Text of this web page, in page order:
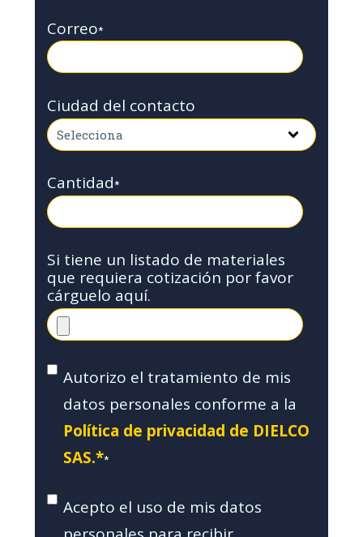
Correo*
Ciudad del contacto
Cantidad*
Si tiene un listado de materiales
que requiera cotización por favor
cárguelo aquí.
Autorizo el tratamiento de mis
datos personales conforme a la
Política de privacidad de DIELCO
SAS.**
Acepto el uso de mis datos